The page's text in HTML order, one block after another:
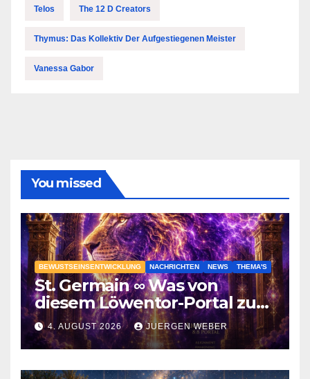
Telos The 12 D Creators
Thymus: Das Kollektiv Der Aufgestiegenen Meister
Vanessa Gabor
You missed
BEWUSTSEINSENTWICKLUNG NACHRICHTEN NEWS THEMA'S
St. Germain ∞ Was von
diesem Löwentor-Portal zu
erwarten ist
4. AUGUST 2026 JUERGEN WEBER